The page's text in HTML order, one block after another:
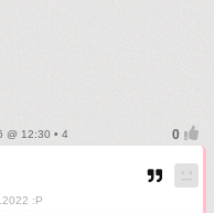
@ 12:30 • 4
:P